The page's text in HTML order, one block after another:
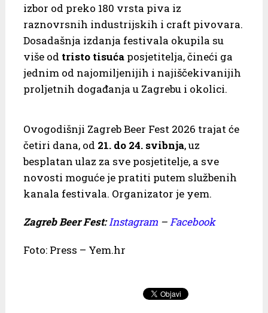
izbor od preko 180 vrsta piva iz
raznovrsnih industrijskih i craft pivovara.
Dosadašnja izdanja festivala okupila su
više od tristo tisućaposjetitelja, čineći ga
jednim od najomiljenijih i najiščekivanijih
proljetnih događanja u Zagrebu i okolici.
Ovogodišnji Zagreb Beer Fest 2026 trajat će
četiri dana, od 21. do 24. svibnja, uz
besplatan ulaz za sve posjetitelje, a sve
novosti moguće je pratiti putem službenih
kanala festivala. Organizator je yem.
Zagreb Beer Fest:Instagram–Facebook
Foto: Press – Yem.hr